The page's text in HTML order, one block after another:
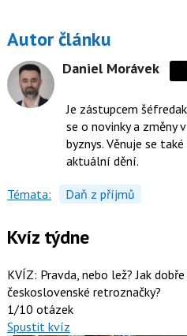
Autor článku
Daniel Morávek
X
Je zástupcem
se o novinky a změny
byznys. Věnuje se
aktuální dění.
Témata: Daň z příjmů
Kvíz týdne
KVÍZ: Pravda, nebo lež? Jak
československé retroznačky?
1/10 otázek
Spustit kvíz